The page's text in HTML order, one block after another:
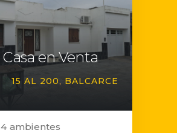
Casa en Venta
15 AL 200 BALCARCE
4 ambientes